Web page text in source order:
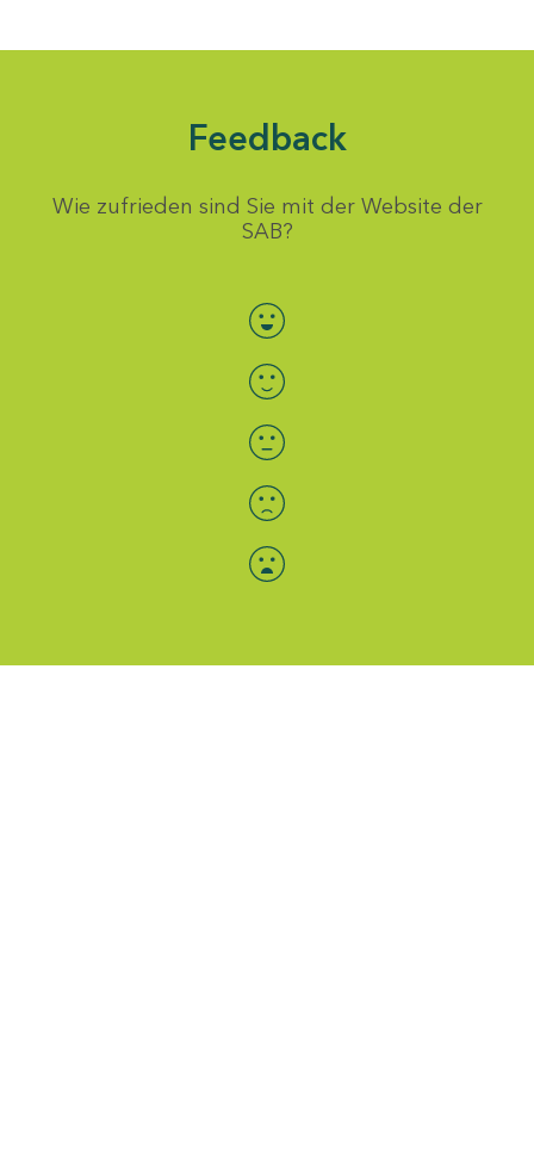
Feedback
Wie zufrieden sind Sie mit der Website der
SAB?
Bewertung auswählen